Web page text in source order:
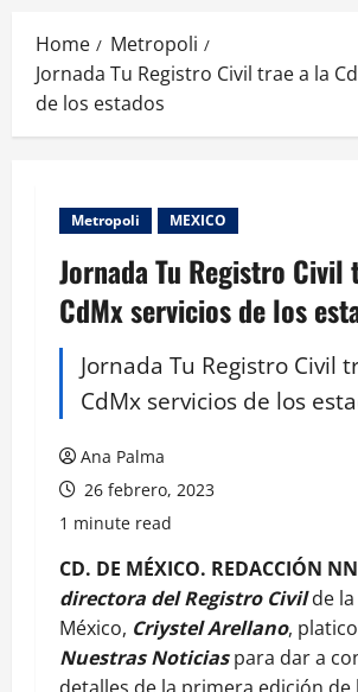
Home
Metropoli
Jornada Tu Registro Civil trae a la
de los estados
Metropoli MEXICO
Jornada Tu Registro Civil
CdMx servicios de los
Jornada Tu Registro Civil
CdMx servicios de los
Ana Palma
26 febrero, 2023
1 minute read
CD. DE MÉXICO. REDACCIÓN
directora del Registro Civilde la
México, Criystel Arellano,
Nuestras Noticiaspara dar a